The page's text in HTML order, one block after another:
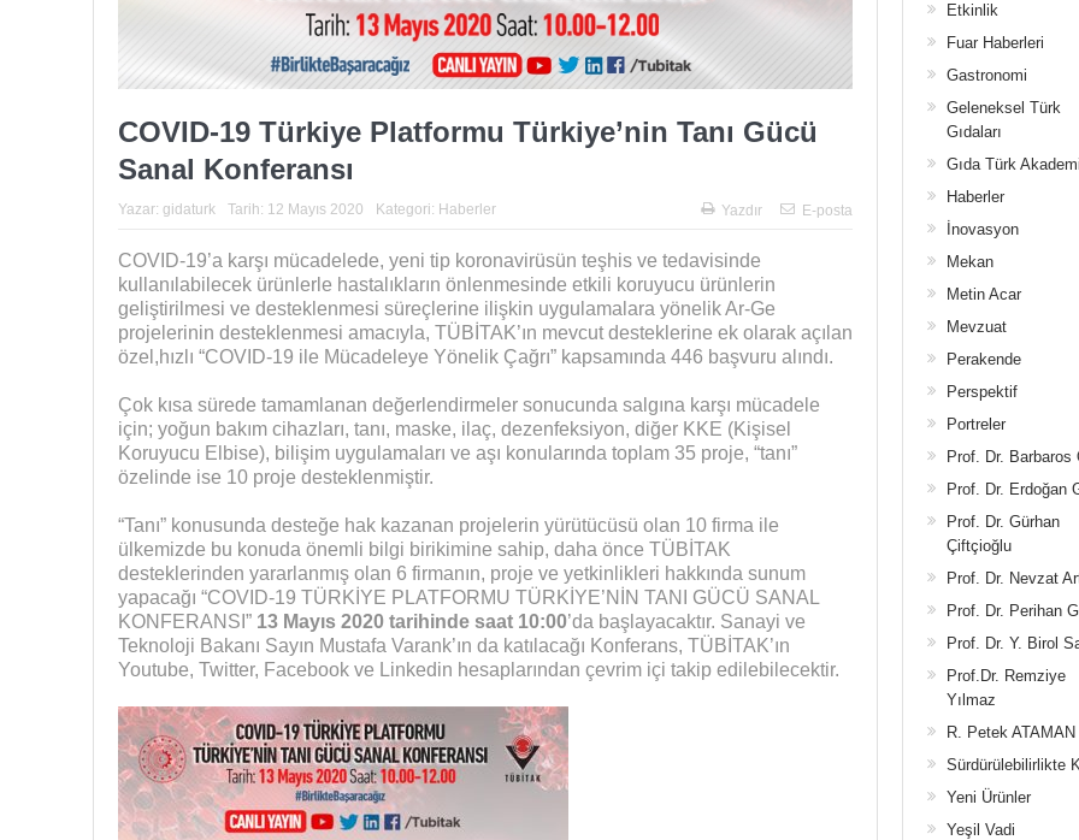
COVID-19 Türkiye Platformu Türkiye’nin Tanı Gücü
Sanal Konferansı
Yazar: gidaturk Tarih: 12 Mayıs 2020 Kategori: Haberler Yazdır E-posta
COVID-19’a karşı mücadelede, yeni tip koronavirüsün teşhis ve tedavisinde
kullanılabilecek ürünlerle hastalıkların önlenmesinde etkili koruyucu ürünlerin
geliştirilmesi ve desteklenmesi süreçlerine ilişkin uygulamalara yönelik Ar-Ge
projelerinin desteklenmesi amacıyla, TÜBİTAK’ın mevcut desteklerine ek olarak açılan
özel,hızlı “COVID-19 ile Mücadeleye Yönelik Çağrı” kapsamında 446 başvuru alındı.
Çok kısa sürede tamamlanan değerlendirmeler sonucunda salgına karşı mücadele
için; yoğun bakım cihazları, tanı, maske, ilaç, dezenfeksiyon, diğer KKE (Kişisel
Koruyucu Elbise), bilişim uygulamaları ve aşı konularında toplam 35 proje, “tanı”
özelinde ise 10 proje desteklenmiştir.
“Tanı” konusunda desteğe hak kazanan projelerin yürütücüsü olan 10 firma ile
ülkemizde bu konuda önemli bilgi birikimine sahip, daha önce TÜBİTAK
desteklerinden yararlanmış olan 6 firmanın, proje ve yetkinlikleri hakkında sunum
yapacağı “COVID-19 TÜRKİYE PLATFORMU TÜRKİYE’NİN TANI GÜCÜ SANAL
KONFERANSI” 13 Mayıs 2020 tarihinde saat 10:00’da başlayacaktır. Sanayi ve
Teknoloji Bakanı Sayın Mustafa Varank’ın da katılacağı Konferans, TÜBİTAK’ın
Youtube, Twitter, Facebook ve Linkedin hesaplarından çevrim içi takip edilebilecektir.
Etkinlik
Fuar Haberleri
Gastronomi
Geleneksel Türk
Gıdaları
Gıda Türk Akademi
Haberler
İnovasyon
Mekan
Metin Acar
Mevzuat
Perakende
Perspektif
Portreler
Prof. Dr. Barbaros
Prof. Dr. Erdoğan
Prof. Dr. Gürhan
Çiftçioğlu
Prof. Dr. Nevzat
Prof. Dr. Perihan
Prof. Dr. Y. Birol
Prof.Dr. Remziye
Yılmaz
R. Petek ATAMAN
Sürdürülebilirlikte
Yeni Ürünler
Yeşil Vadi